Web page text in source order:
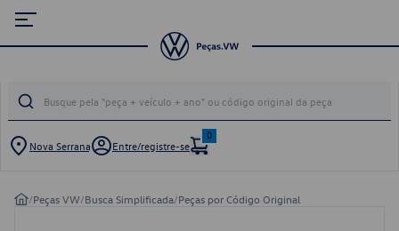
Nova Serrana Entre/registre-se
0
/Peças VW/Busca Simplificada/Peças por Código Original